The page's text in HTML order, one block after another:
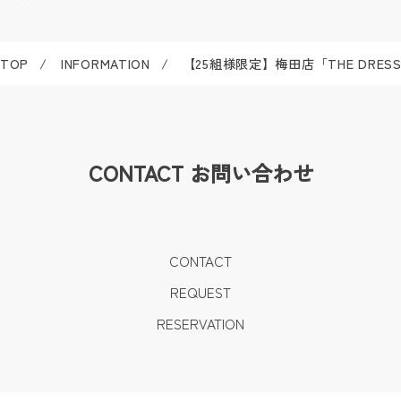
TOP INFORMATION 【25組様限定】梅田店「THE
CONTACT お問い合わせ
CONTACT
REQUEST
RESERVATION